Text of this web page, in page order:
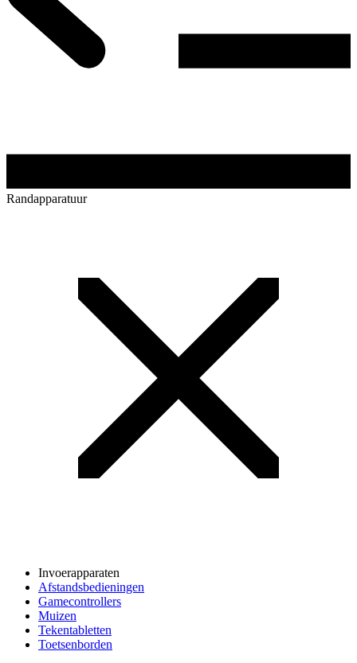
Randapparatuur
Invoerapparaten
Afstandsbedieningen
Gamecontrollers
Muizen
Tekentabletten
Toetsenborden